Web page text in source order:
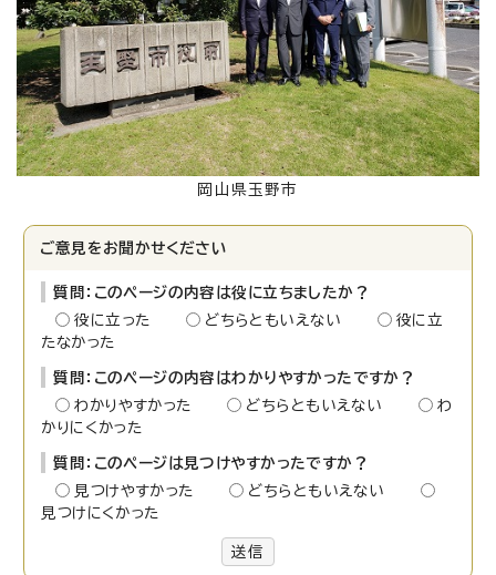
岡山県玉野市
ご意見をお聞かせください
質問：このページの内容は役に立ちましたか？
役に立った
どちらともいえない
役に立
たなかった
質問：このページの内容はわかりやすかったですか？
わかりやすかった
どちらともいえない
わ
かりにくかった
質問：このページは見つけやすかったですか？
見つけやすかった
どちらともいえない
見つけにくかった
送信